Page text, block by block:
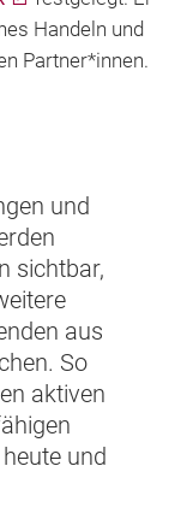
Handeln und
Partner*innen.
und
sichtbar,
aus
So
aktiven
und